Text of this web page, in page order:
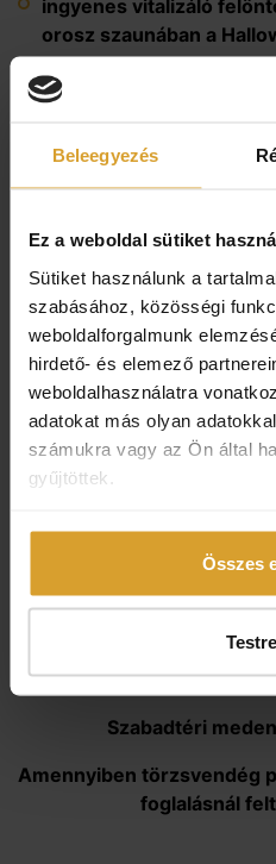
Beleegyezés
Ez a weboldal sütiket
Sütiket használunk a
szabásához, közösségi
weboldalforgalmunk
hirdető- és elemező
weboldalhasználatra
adatokat más olyan
számukra vagy az Ön által
gyűjtöttek.
Összes
ingyenes vitalizáló
orosz szaunában a
-15% kedvezményt
programokra: pincejáró
gyümölcskóstoló
vagy a Fekete-hegyre,
Fitness szoba ingyenes
asztalitenisz ingyenes
csocsó ingyenes
fürdőköpeny, wellness
szobában
játszószobáink ingyenes
elutazás napján
A
Szabadtéri
Amennyiben törzsvendég
foglalásnál